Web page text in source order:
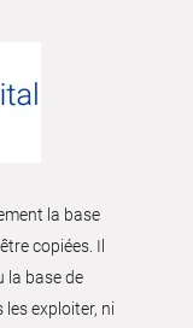
la base
copiées. Il
la base de
exploiter, ni